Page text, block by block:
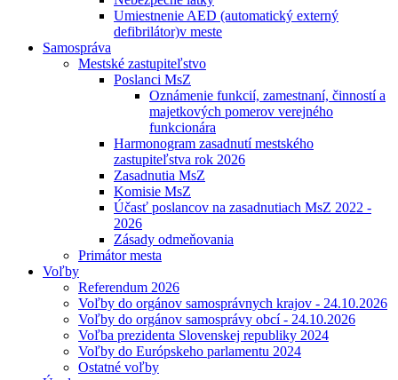
Umiestnenie AED (automatický externý
defibrilátor)v meste
Samospráva
Mestské zastupiteľstvo
Poslanci MsZ
Oznámenie funkcií, zamestnaní, činností a
majetkových pomerov verejného
funkcionára
Harmonogram zasadnutí mestského
zastupiteľstva rok 2026
Zasadnutia MsZ
Komisie MsZ
Účasť poslancov na zasadnutiach MsZ 2022 -
2026
Zásady odmeňovania
Primátor mesta
Voľby
Referendum 2026
Voľby do orgánov samosprávnych krajov - 24.10.2026
Voľby do orgánov samosprávy obcí - 24.10.2026
Voľba prezidenta Slovenskej republiky 2024
Voľby do Európskeho parlamentu 2024
Ostatné voľby